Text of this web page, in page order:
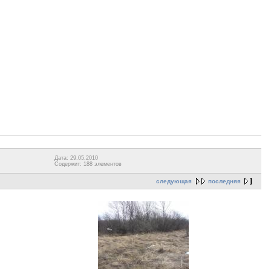
Дата: 29.05.2010
Содержит: 188 элементов
следующая последняя